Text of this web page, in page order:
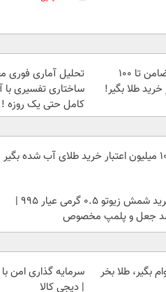
بدون چک و ضامن تا 100
خرید طلا بگیر!
تحلیل آماری فوری
ساختاری تفسیری
کامل حتی یک روزه
شده بگیر
خرید شمش زیوتو ۰.۵ گرمی عیار ۹۹۵ |
جعل و پلمپ مخصوص
بگیر، طلا بخر
سرمایه گذاری امن با
| دیجی کالا